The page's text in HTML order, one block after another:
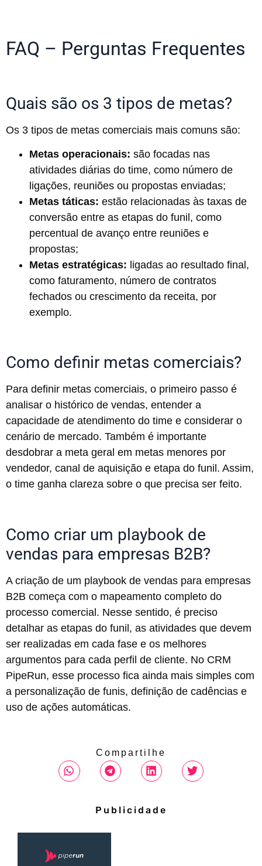
FAQ – Perguntas Frequentes
Quais são os 3 tipos de metas?
Os 3 tipos de metas comerciais mais comuns são:
Metas operacionais: são focadas nas
atividades diárias do time, como número de
ligações, reuniões ou propostas enviadas;
Metas táticas: estão relacionadas às taxas de
conversão entre as etapas do funil, como
percentual de avanço entre reuniões e
propostas;
Metas estratégicas: ligadas ao resultado final,
como faturamento, número de contratos
fechados ou crescimento da receita, por
exemplo.
Como definir metas comerciais?
Para definir metas comerciais, o primeiro passo é
analisar o histórico de vendas, entender a
capacidade de atendimento do time e considerar o
cenário de mercado. Também é importante
desdobrar a meta geral em metas menores por
vendedor, canal de aquisição e etapa do funil. Assim,
o time ganha clareza sobre o que precisa ser feito.
Como criar um playbook de
vendas para empresas B2B?
A criação de um playbook de vendas para empresas
B2B começa com o mapeamento completo do
processo comercial. Nesse sentido, é preciso
detalhar as etapas do funil, as atividades que devem
ser realizadas em cada fase e os melhores
argumentos para cada perfil de cliente. No CRM
PipeRun, esse processo fica ainda mais simples com
a personalização de funis, definição de cadências e
uso de ações automáticas.
Compartilhe
Publicidade